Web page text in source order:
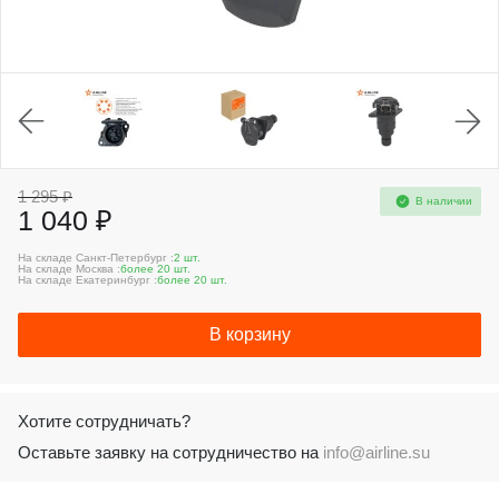
1 295 ₽
1 040 ₽
В наличии
На складе Санкт-Петербург :2 шт.
На складе Москва :более 20 шт.
На складе Екатеринбург :более 20 шт.
В корзину
Хотите сотрудничать?
Оставьте заявку на сотрудничество на info@airline.su